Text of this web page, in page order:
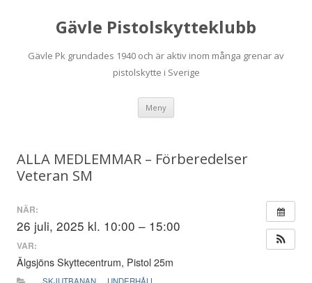
Gävle Pistolskytteklubb
Gävle Pk grundades 1940 och är aktiv inom många grenar av
pistolskytte i Sverige
Meny
ALLA MEDLEMMAR – Förberedelser
Veteran SM
NÄR:
26 juli, 2025 kl. 10:00 – 15:00
VAR:
Älgsjöns Skyttecentrum, Pistol 25m